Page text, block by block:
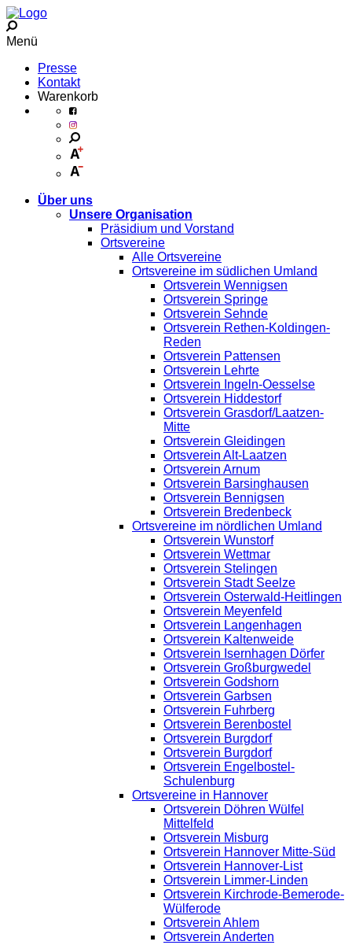
Menü
Presse
Kontakt
Warenkorb
Über uns
Unsere Organisation
Präsidium und Vorstand
Ortsvereine
Alle Ortsvereine
Ortsvereine im südlichen Umland
Ortsverein Wennigsen
Ortsverein Springe
Ortsverein Sehnde
Ortsverein Rethen-Koldingen-
Reden
Ortsverein Pattensen
Ortsverein Lehrte
Ortsverein Ingeln-Oesselse
Ortsverein Hiddestorf
Ortsverein Grasdorf/Laatzen-
Mitte
Ortsverein Gleidingen
Ortsverein Alt-Laatzen
Ortsverein Arnum
Ortsverein Barsinghausen
Ortsverein Bennigsen
Ortsverein Bredenbeck
Ortsvereine im nördlichen Umland
Ortsverein Wunstorf
Ortsverein Wettmar
Ortsverein Stelingen
Ortsverein Stadt Seelze
Ortsverein Osterwald-Heitlingen
Ortsverein Meyenfeld
Ortsverein Langenhagen
Ortsverein Kaltenweide
Ortsverein Isernhagen Dörfer
Ortsverein Großburgwedel
Ortsverein Godshorn
Ortsverein Garbsen
Ortsverein Fuhrberg
Ortsverein Berenbostel
Ortsverein Burgdorf
Ortsverein Burgdorf
Ortsverein Engelbostel-
Schulenburg
Ortsvereine in Hannover
Ortsverein Döhren Wülfel
Mittelfeld
Ortsverein Misburg
Ortsverein Hannover Mitte-Süd
Ortsverein Hannover-List
Ortsverein Limmer-Linden
Ortsverein Kirchrode-Bemerode-
Wülferode
Ortsverein Ahlem
Ortsverein Anderten